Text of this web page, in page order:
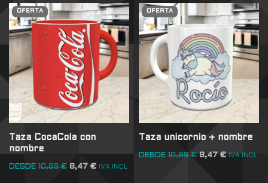
OFERTA
Taza CocaCola con
nombre
DESDE 10,89€ 8,47 € IVA INCL
OFERTA
Taza unicornio + nombre
DESDE 10,89€ 8,47€ IVA INCL